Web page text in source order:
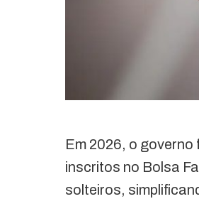
Em 2026, o
inscritos no Bolsa
solteiros,